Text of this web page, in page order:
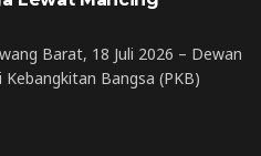
Barat, 18 Juli 2026 – Dewan
Bangsa (PKB)